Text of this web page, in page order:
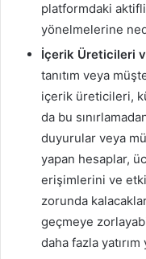
platformdaki
yönelmelerine
İçerik Üreticileri
tanıtım veya
içerik üreticileri,
da bu
duyurular veya
yapan hesaplar,
erişimlerini ve
zorunda
geçmeye
daha fazla